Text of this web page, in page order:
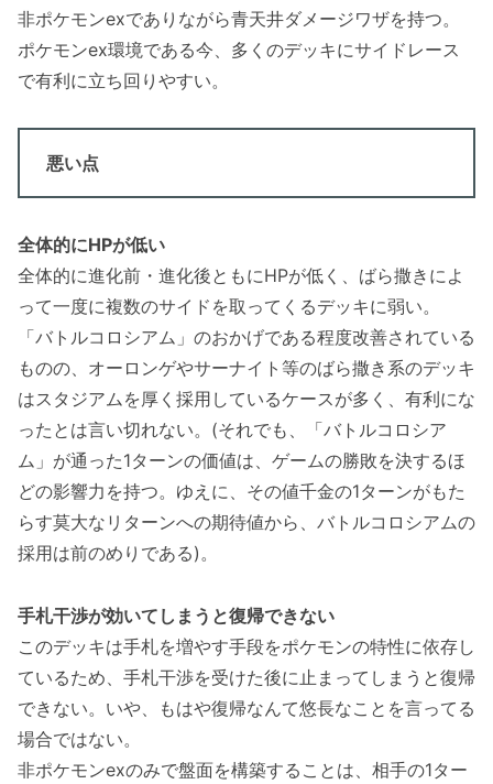
非ポケモンexでありながら青天井ダメージワザを持つ。
ポケモンex環境である今、多くのデッキにサイドレース
で有利に立ち回りやすい。
悪い点
全体的にHPが低い
全体的に進化前・進化後ともにHPが低く、ばら撒きによ
って一度に複数のサイドを取ってくるデッキに弱い。
「バトルコロシアム」のおかげである程度改善されている
ものの、オーロンゲやサーナイト等のばら撒き系のデッキ
はスタジアムを厚く採用しているケースが多く、有利にな
ったとは言い切れない。(それでも、「バトルコロシア
ム」が通った1ターンの価値は、ゲームの勝敗を決するほ
どの影響力を持つ。ゆえに、その値千金の1ターンがもた
らす莫大なリターンへの期待値から、バトルコロシアムの
採用は前のめりである)。
手札干渉が効いてしまうと復帰できない
このデッキは手札を増やす手段をポケモンの特性に依存し
ているため、手札干渉を受けた後に止まってしまうと復帰
できない。いや、もはや復帰なんて悠長なことを言ってる
場合ではない。
非ポケモンexのみで盤面を構築することは、相手の1ター